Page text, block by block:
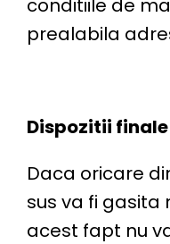
conditiile de
prealabila
Dispozitii finale
Daca oricare
sus va fi gasita
acest fapt nu